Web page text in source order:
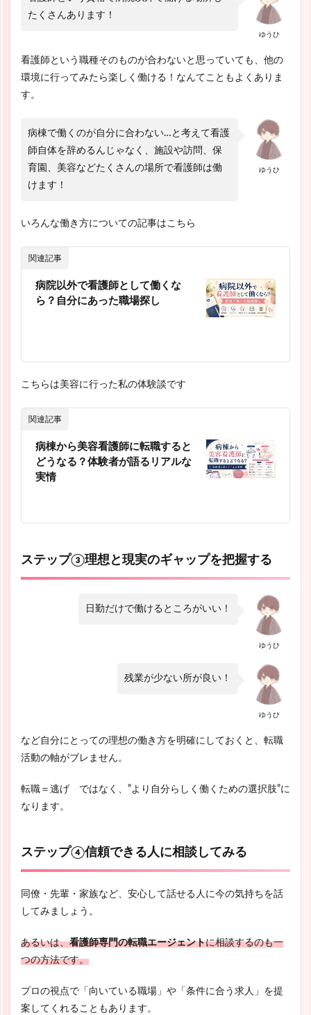
ゆうひ
たくさんあります！
看護師という職種そのものが合わないと思っていても、他の
環境に行ってみたら楽しく働ける！なんてこともよくありま
す。
ゆうひ
病棟で働くのが自分に合わない…と考えて看護
師自体を辞めるんじゃなく、施設や訪問、保
育園、美容などたくさんの場所で看護師は働
けます！
いろんな働き方についての記事はこちら
関連記事
病院以外で看護師として働くな
ら？自分にあった職場探し
こちらは美容に行った私の体験談です
関連記事
病棟から美容看護師に転職すると
どうなる？体験者が語るリアルな
実情
ステップ③理想と現実のギャップを把握する
ゆうひ
日勤だけで働けるところがいい！
ゆうひ
残業が少ない所が良い！
など自分にとっての理想の働き方を明確にしておくと、転職
活動の軸がブレません。
転職＝逃げ ではなく、”より自分らしく働くための選択肢”に
なります。
ステップ④信頼できる人に相談してみる
同僚・先輩・家族など、安心して話せる人に今の気持ちを話
してみましょう。
あるいは、看護師専門の転職エージェントに相談するのも一
つの方法です。
プロの視点で「向いている職場」や「条件に合う求人」を提
案してくれることもあります。